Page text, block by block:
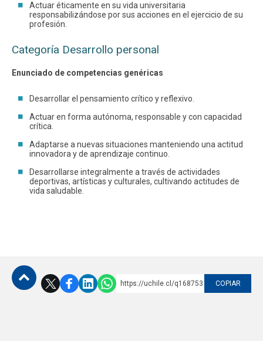
Actuar éticamente en su vida universitaria
responsabilizándose por sus acciones en el ejercicio de su
profesión.
Categoría Desarrollo personal
Enunciado de competencias genéricas
Desarrollar el pensamiento crítico y reflexivo.
Actuar en forma autónoma, responsable y con capacidad
crítica.
Adaptarse a nuevas situaciones manteniendo una actitud
innovadora y de aprendizaje continuo.
Desarrollarse integralmente a través de actividades
deportivas, artísticas y culturales, cultivando actitudes de
vida saludable.
https://uchile.cl/q168753 COPIAR